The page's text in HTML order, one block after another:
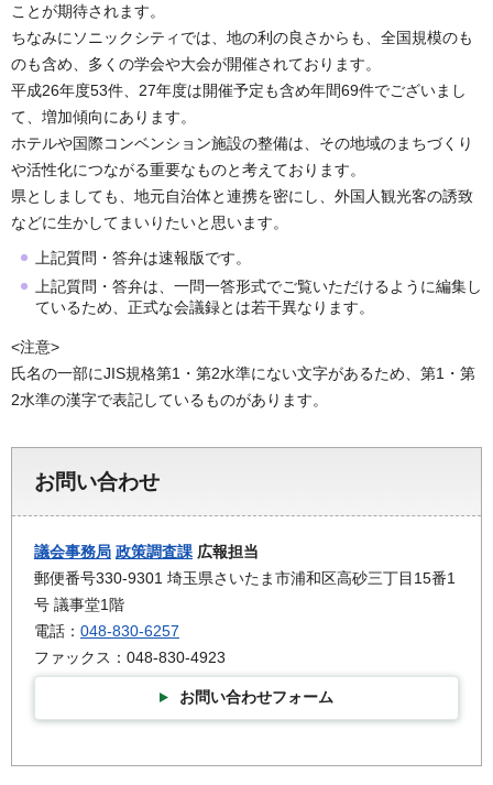
ことが期待されます。
ちなみにソニックシティでは、地の利の良さからも、全国規模のも
のも含め、多くの学会や大会が開催されております。
平成26年度53件、27年度は開催予定も含め年間69件でございまし
て、増加傾向にあります。
ホテルや国際コンベンション施設の整備は、その地域のまちづくり
や活性化につながる重要なものと考えております。
県としましても、地元自治体と連携を密にし、外国人観光客の誘致
などに生かしてまいりたいと思います。
上記質問・答弁は速報版です。
上記質問・答弁は、一問一答形式でご覧いただけるように編集し
ているため、正式な会議録とは若干異なります。
<注意>
氏名の一部にJIS規格第1・第2水準にない文字があるため、第1・第
2水準の漢字で表記しているものがあります。
お問い合わせ
議会事務局 政策調査課 広報担当
郵便番号330-9301 埼玉県さいたま市浦和区高砂三丁目15番1
号 議事堂1階
電話： 048-830-6257
ファックス：048-830-4923
お問い合わせフォーム